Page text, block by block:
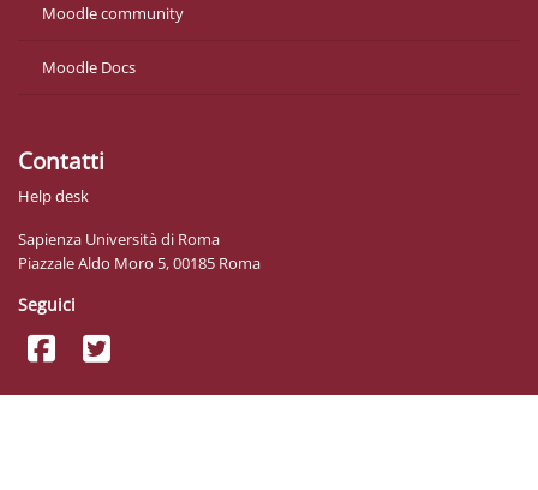
Moodle community
Moodle Docs
Contatti
Help desk
Sapienza Università di Roma
Piazzale Aldo Moro 5, 00185 Roma
Seguici